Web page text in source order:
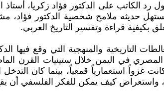
حول رد الكاتب على الدكتور فؤاد زكريا،
ملامح شخصية الدكتور فؤاد،
قراءة وتفسير التاريخ العربي.
التاريخية والمنهجية التي وقع
المصري في اليمن خلال ستينيات
غزواً استعمارياً قمعياً، بينما كان
واستعراض كيف يمكن للفكر الفلسفي أن